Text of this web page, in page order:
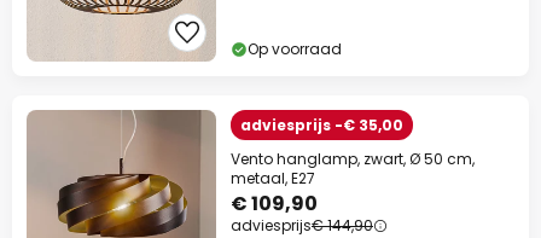
Op voorraad
adviesprijs -€ 35,00
Vento hanglamp, zwart, Ø 50 cm,
metaal, E27
€ 109,90
adviesprijs€ 144,90